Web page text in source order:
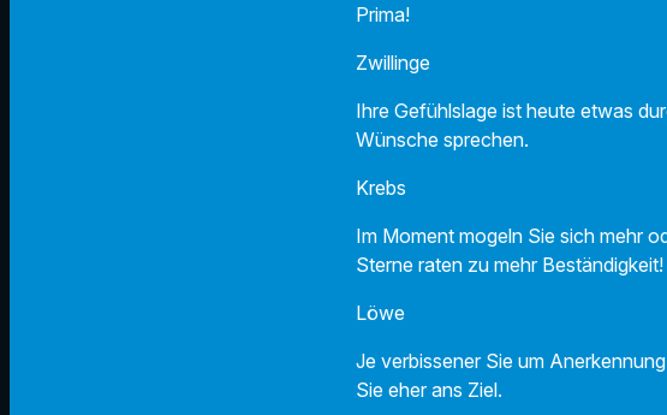
Prima!
Zwillinge 2
Ihre Gefühlslage ist heute etwas
Wünsche sprechen.
Krebs 1
Im Moment mogeln Sie sich mehr
Sterne raten zu mehr Beständigkeit!
Löwe 3
Je verbissener Sie um
Sie eher ans Ziel.